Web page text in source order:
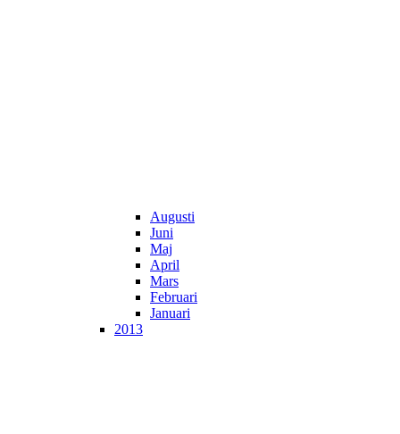
Augusti
Juni
Maj
April
Mars
Februari
Januari
2013